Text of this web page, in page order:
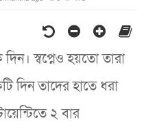
স্বপ্নেও হয়তো তারা
দিন তাদের হাতে ধরা
২ বার